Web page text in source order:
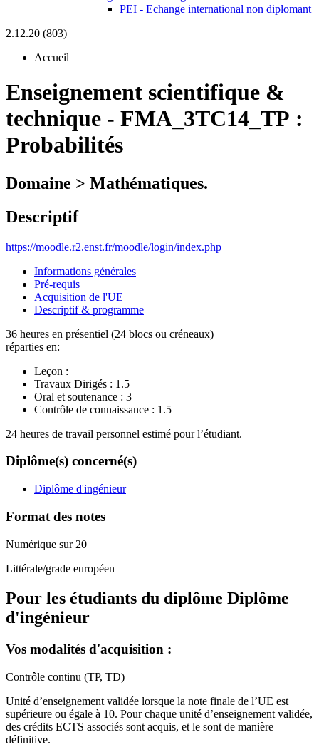
PEI - Echange international non diplomant
2.12.20 (803)
Accueil
Enseignement scientifique &
technique - FMA_3TC14_TP :
Probabilités
Domaine > Mathématiques.
Descriptif
https://moodle.r2.enst.fr/moodle/login/index.php
Informations générales
Pré-requis
Acquisition de l'UE
Descriptif & programme
36 heures en présentiel (24 blocs ou créneaux)
réparties en:
Leçon :
Travaux Dirigés : 1.5
Oral et soutenance : 3
Contrôle de connaissance : 1.5
24 heures de travail personnel estimé pour l’étudiant.
Diplôme(s) concerné(s)
Diplôme d'ingénieur
Format des notes
Numérique sur 20
Littérale/grade européen
Pour les étudiants du diplôme Diplôme
d'ingénieur
Vos modalités d'acquisition :
Contrôle continu (TP, TD)
Unité d’enseignement validée lorsque la note finale de l’UE est
supérieure ou égale à 10. Pour chaque unité d’enseignement validée,
des crédits ECTS associés sont acquis, et le sont de manière
définitive.